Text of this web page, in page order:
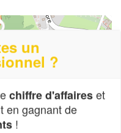
un
?
chiffre d'affaireset
en gagnant de
!